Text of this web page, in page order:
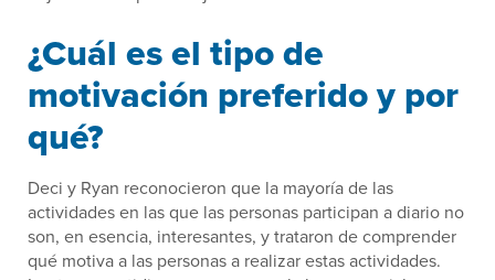
¿Cuál es el tipo de
motivación preferido y por
qué?
Deci y Ryan reconocieron que la mayoría de las
actividades en las que las personas participan a diario no
son, en esencia, interesantes, y trataron de comprender
qué motiva a las personas a realizar estas actividades.